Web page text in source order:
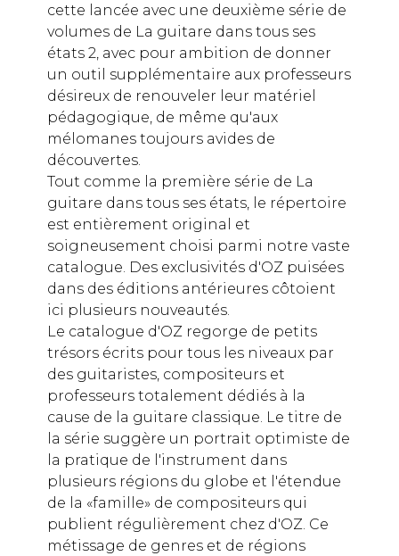
cette lancée avec une deuxième série de
volumes de La guitare dans tous ses
états 2, avec pour ambition de donner
un outil supplémentaire aux professeurs
désireux de renouveler leur matériel
pédagogique, de même qu'aux
mélomanes toujours avides de
découvertes.
Tout comme la première série de La
guitare dans tous ses états, le répertoire
est entièrement original et
soigneusement choisi parmi notre vaste
catalogue. Des exclusivités d'OZ puisées
dans des éditions antérieures côtoient
ici plusieurs nouveautés.
Le catalogue d'OZ regorge de petits
trésors écrits pour tous les niveaux par
des guitaristes, compositeurs et
professeurs totalement dédiés à la
cause de la guitare classique. Le titre de
la série suggère un portrait optimiste de
la pratique de l'instrument dans
plusieurs régions du globe et l'étendue
de la «famille» de compositeurs qui
publient régulièrement chez d'OZ. Ce
métissage de genres et de régions